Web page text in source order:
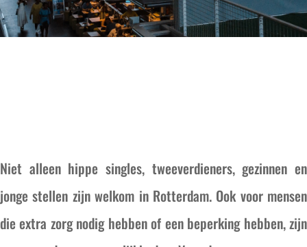
Niet alleen hippe singles, tweeverdieners, gezinnen en
jonge stellen zijn welkom in Rotterdam. Ook voor mensen
die extra zorg nodig hebben of een beperking hebben, zijn